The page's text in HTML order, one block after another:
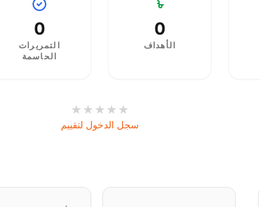
0
الأهداف
0
التمريرات
الحاسمة
★
★
★
★
★
سجل الدخول لتقييم